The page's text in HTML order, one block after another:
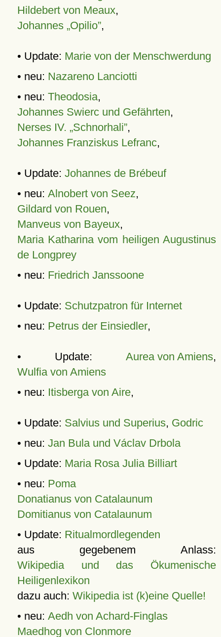
Hildebert von Meaux,
Johannes „Opilio”,
• Update: Marie von der Menschwerdung
• neu: Nazareno Lanciotti
• neu: Theodosia,
Johannes Swierc und Gefährten,
Nerses IV. „Schnorhali”,
Johannes Franziskus Lefranc,
• Update: Johannes de Brébeuf
• neu: Alnobert von Seez,
Gildard von Rouen,
Manveus von Bayeux,
Maria Katharina vom heiligen Augustinus
de Longprey
• neu: Friedrich Janssoone
• Update: Schutzpatron für Internet
• neu: Petrus der Einsiedler,
• Update: Aurea von Amiens,
Wulfia von Amiens
• neu: Itisberga von Aire,
• Update: Salvius und Superius, Godric
• neu: Jan Bula und Václav Drbola
• Update: Maria Rosa Julia Billiart
• neu: Poma
Donatianus von Catalaunum
Domitianus von Catalaunum
• Update: Ritualmordlegenden
aus gegebenem Anlass:
Wikipedia und das Ökumenische
Heiligenlexikon
dazu auch: Wikipedia ist (k)eine Quelle!
• neu: Aedh von Achard-Finglas
Maedhog von Clonmore